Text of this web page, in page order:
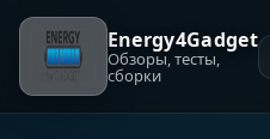
Energy4Gadget
Обзоры, тесты,
сборки